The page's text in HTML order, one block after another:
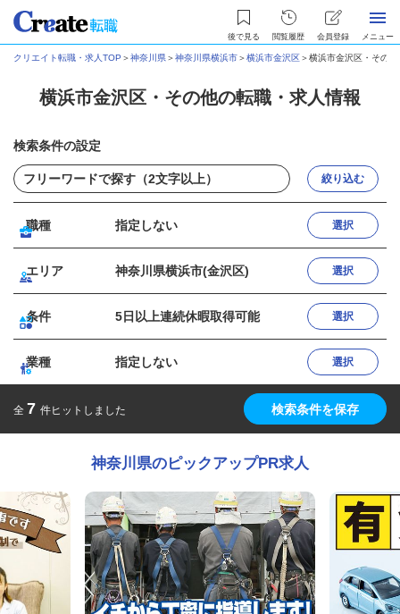
後で見る 閲覧履歴 会員登録 メニュー
クリエイト転職・求人TOP ＞神奈川県＞神奈川県横浜市＞横浜市金沢区＞横浜市金沢区・その
横浜市金沢区・その他の転職・求人情報
検索条件の設定
絞り込む
職種 指定しない 選択
エリア 神奈川県横浜市(金沢区) 選択
条件 5日以上連続休暇取得可能 選択
業種 指定しない 選択
全 7 件ヒットしました 検索条件を保存
神奈川県のピックアップPR求人